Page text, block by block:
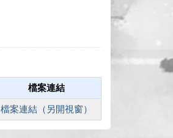
檔案連結
檔案連結（另開視窗）